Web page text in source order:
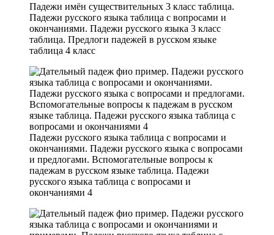
Падежи имён существительных 3 класс таблица.
Падежи русского языка таблица с вопросами и
окончаниями. Падежи русского языка 3 класс
таблица. Предлоги падежей в русском языке
таблица 4 класс
Падежи русского языка таблица с вопросами и
окончаниями. Падежи русского языка с вопросами
и предлогами. Вспомогательные вопросы к
падежам в русском языке таблица. Падежи
русского языка таблица с вопросами и
окончаниями 4